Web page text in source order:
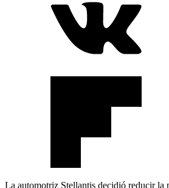
La automotriz Stellantis decidió reducir la